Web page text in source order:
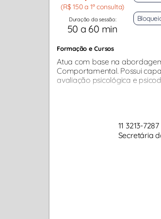
(R$ 150 a 1ª consulta)
Duração da sessão:
50 a 60 min
Formação e Cursos
Atua com base na
Comportamental. Possui
avaliação psicológica e
11 3213-7287
Secretária